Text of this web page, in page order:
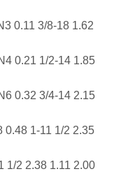
0.11 3/8-18 1.62
0.21 1/2-14 1.85
0.32 3/4-14 2.15
0.48 1-11 1/2 2.35
1/2 2.38 1.11 2.00